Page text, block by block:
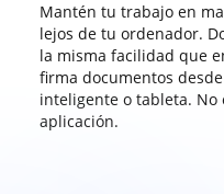
Mantén tu trabajo en
lejos de tu ordenador.
la misma facilidad que
firma documentos
inteligente o tableta. No
aplicación.